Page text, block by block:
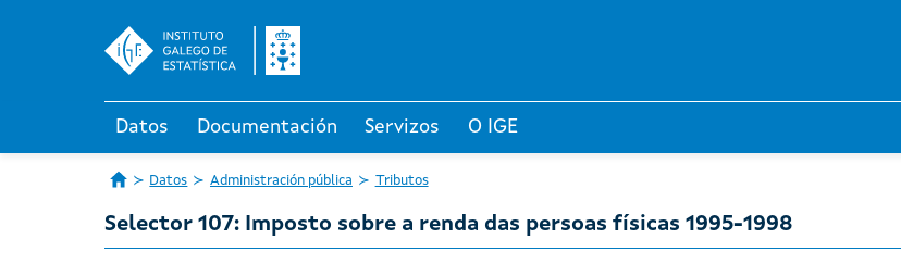
Datos Documentación Servizos O IGE
Datos Administración pública Tributos
Selector 107: Imposto sobre a renda das persoas físicas 1995-1998